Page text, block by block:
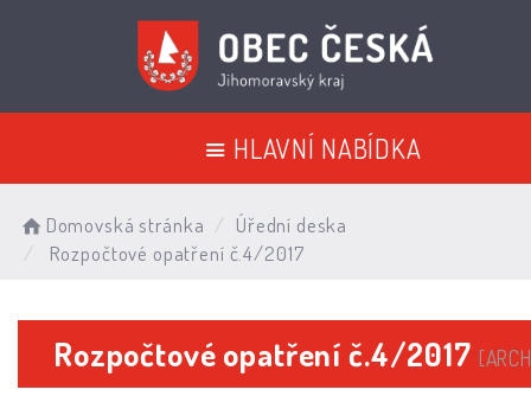
HLAVNÍ NABÍDKA
Domovská stránka
Úřední deska
Rozpočtové opatření č.4/2017
Rozpočtové opatření č.4/2017